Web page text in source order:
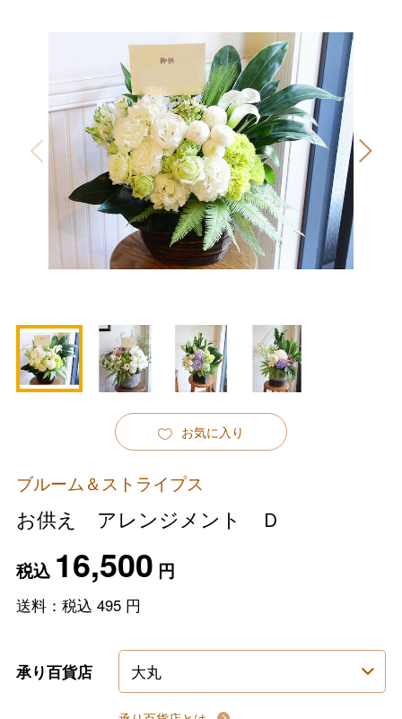
お気に入り
ブルーム＆ストライプス
お供え アレンジメント Ｄ
税込 16,500 円
送料：税込 495円
承り百貨店